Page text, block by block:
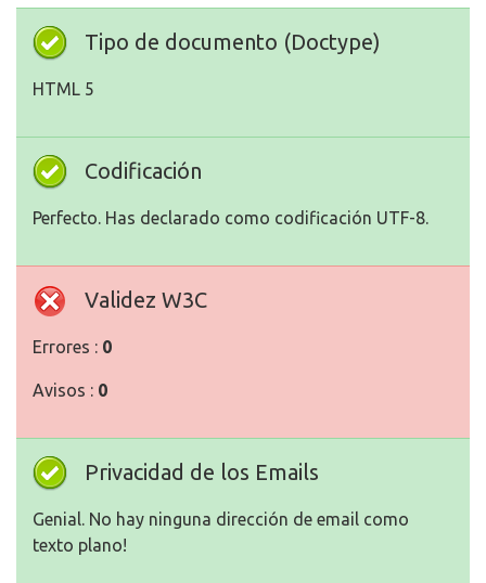
Tipo de documento (Doctype)
HTML 5
Codificación
Perfecto. Has declarado como codificación UTF-8.
Validez W3C
Errores : 0
Avisos : 0
Privacidad de los Emails
Genial. No hay ninguna dirección de email como
texto plano!